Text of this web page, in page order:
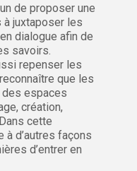
de proposer une
juxtaposer les
dialogue afin de
savoirs.
repenser les
que les
espaces
création,
cette
à d’autres façons
d’entrer en